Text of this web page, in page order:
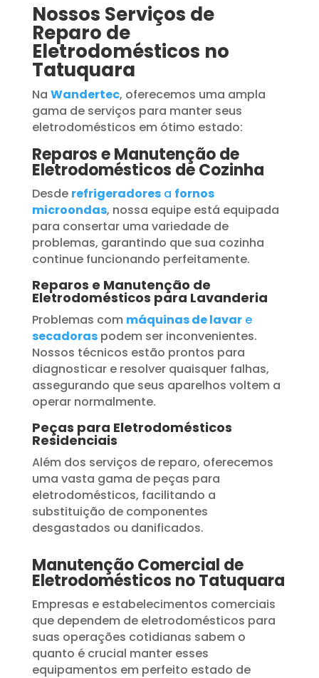
Nossos Serviços de
Reparo de
Eletrodomésticos no
Tatuquara
Na Wandertec, oferecemos uma ampla
gama de serviços para manter seus
eletrodomésticos em ótimo estado:
Reparos e Manutenção de
Eletrodomésticos de Cozinha
Desde refrigeradoresa fornos
microondas, nossa equipe está equipada
para consertar uma variedade de
problemas, garantindo que sua cozinha
continue funcionando perfeitamente.
Reparos e Manutenção de
Eletrodomésticos para Lavanderia
Problemas com máquinas de lavare
secadoraspodem ser inconvenientes.
Nossos técnicos estão prontos para
diagnosticar e resolver quaisquer falhas,
assegurando que seus aparelhos voltem a
operar normalmente.
Peças para Eletrodomésticos
Residenciais
Além dos serviços de reparo, oferecemos
uma vasta gama de peças para
eletrodomésticos, facilitando a
substituição de componentes
desgastados ou danificados.
Manutenção Comercial de
Eletrodomésticos no Tatuquara
Empresas e estabelecimentos comerciais
que dependem de eletrodomésticos para
suas operações cotidianas sabem o
quanto é crucial manter esses
equipamentos em perfeito estado de